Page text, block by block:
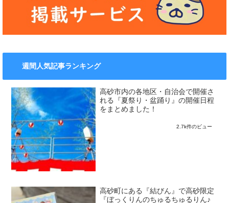
週間人気記事ランキング
高砂市内の各地区・自治会で開催さ
れる『夏祭り・盆踊り』の開催日程
をまとめました！
2.7k件のビュー
高砂町にある『結びん』で高砂限定
『ぼっくりんのちゅるちゅるりん♪